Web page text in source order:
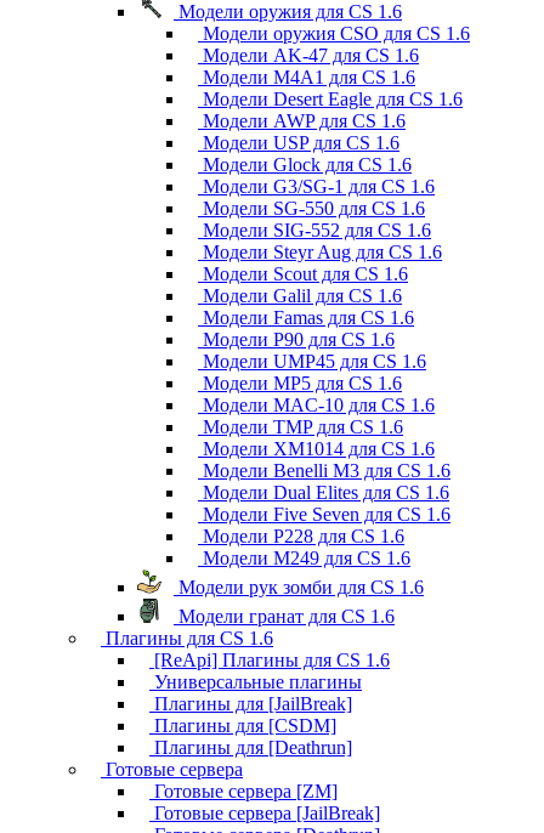
Модели оружия для CS 1.6
Модели оружия CSO для CS 1.6
Модели AK-47 для CS 1.6
Модели M4A1 для CS 1.6
Модели Desert Eagle для CS 1.6
Модели AWP для CS 1.6
Модели USP для CS 1.6
Модели Glock для CS 1.6
Модели G3/SG-1 для CS 1.6
Модели SG-550 для CS 1.6
Модели SIG-552 для CS 1.6
Модели Steyr Aug для CS 1.6
Модели Scout для CS 1.6
Модели Galil для CS 1.6
Модели Famas для CS 1.6
Модели P90 для CS 1.6
Модели UMP45 для CS 1.6
Модели MP5 для CS 1.6
Модели MAC-10 для CS 1.6
Модели TMP для CS 1.6
Модели XM1014 для CS 1.6
Модели Benelli M3 для CS 1.6
Модели Dual Elites для CS 1.6
Модели Five Seven для CS 1.6
Модели P228 для CS 1.6
Модели M249 для CS 1.6
Модели рук зомби для CS 1.6
Модели гранат для CS 1.6
Плагины для CS 1.6
[ReApi] Плагины для CS 1.6
Универсальные плагины
Плагины для [JailBreak]
Плагины для [CSDM]
Плагины для [Deathrun]
Готовые сервера
Готовые сервера [ZM]
Готовые сервера [JailBreak]